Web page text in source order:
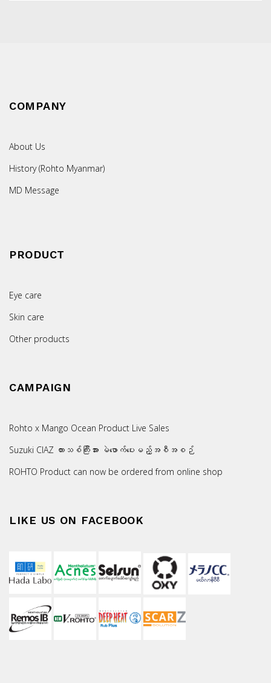
COMPANY
About Us
History (Rohto Myanmar)
MD Message
PRODUCT
Eye care
Skin care
Other products
CAMPAIGN
Rohto x Mango Ocean Product Live Sales
Suzuki CIAZ ကားသစ်ကြီးအား မဲဖောက်ပေးမည့်အစီအစဉ်
ROHTO Product can now be ordered from online shop
LIKE US ON FACEBOOK